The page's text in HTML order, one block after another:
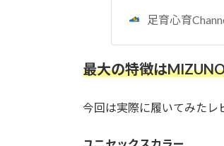
足育心育
最大の特徴は
今回は実際に履いてみたレ